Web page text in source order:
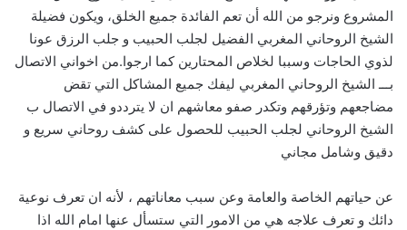
المشروع ونرجو من الله أن تعم الفائدة جميع الخلق، ويكون فضيلة
الشيخ الروحاني المغربي الفضيل لجلب الحبيب و جلب الرزق عونا
لذوي الحاجات وسببا لخلاص المحتارين كما ارجوا.من اخواني الاتصال
بـــ الشيخ الروحاني المغربي ليفك جميع المشاكل التي تقض
مضاجعهم وتؤرقهم وتكدر صفو معاشهم ان لا يترددو في الاتصال ب
الشيخ الروحاني لجلب الحبيب للحصول على كشف روحاني سريع و
دقيق وشامل مجاني
عن حياتهم الخاصة والعامة وعن سبب معاناتهم ، لأنه ان تعرف نوعية
دائك و تعرف علاجه هي من الامور التي ستسأل عنها امام الله اذا